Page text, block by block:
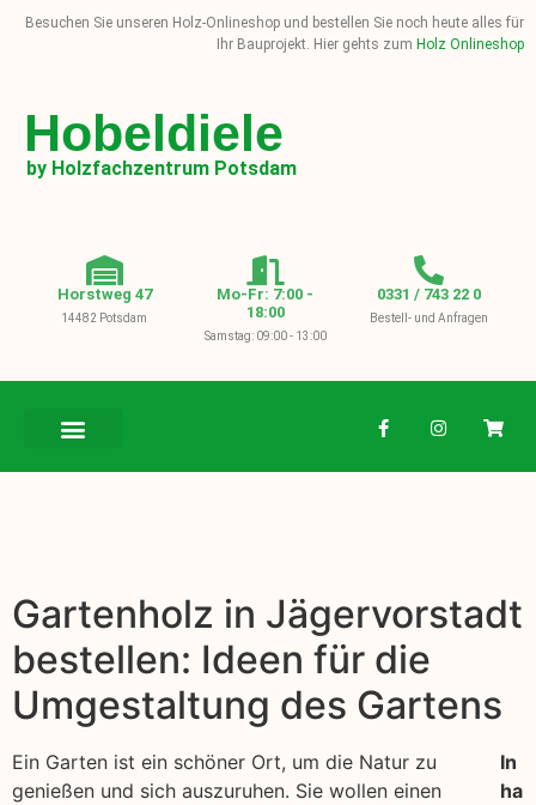
Besuchen Sie unseren Holz-Onlineshop und bestellen Sie noch heute alles für
Ihr Bauprojekt. Hier gehts zum Holz Onlineshop
Hobeldiele
by Holzfachzentrum Potsdam
Horstweg 47
14482 Potsdam
Mo-Fr: 7:00 -
18:00
Samstag: 09:00 - 13:00
0331 / 743 22 0
Bestell- und Anfragen
Gartenholz in Jägervorstadt
bestellen: Ideen für die
Umgestaltung des Gartens
Ein Garten ist ein schöner Ort, um die Natur zu
genießen und sich auszuruhen. Sie wollen einen
In
ha